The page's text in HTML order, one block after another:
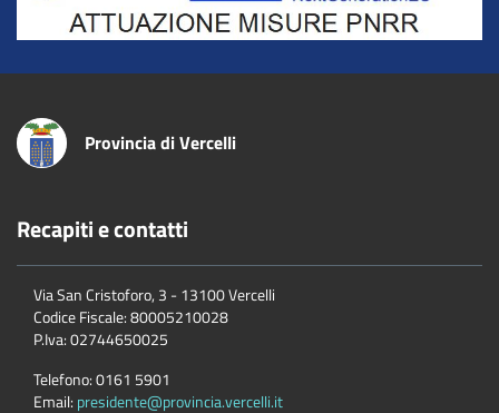
Provincia di Vercelli
Recapiti e contatti
Via San Cristoforo, 3 - 13100 Vercelli
Codice Fiscale:80005210028
P.Iva:02744650025
Telefono:0161 5901
Email: presidente@provincia.vercelli.it